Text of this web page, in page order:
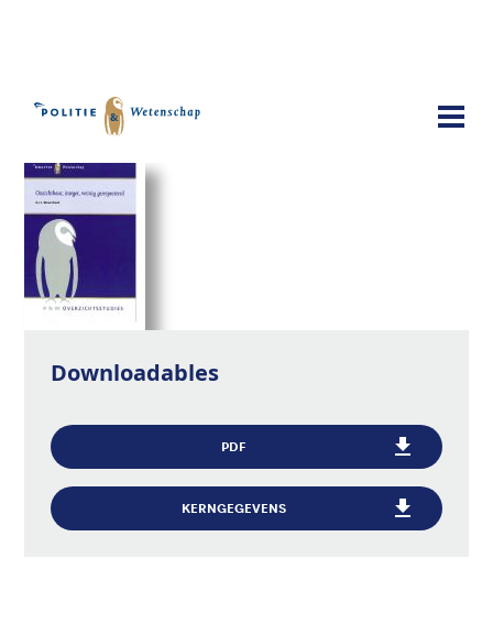
Publicaties
Onzichtbaar, integer, weinig
gerespecteerd
Downloadables
PDF
KERNGEGEVENS